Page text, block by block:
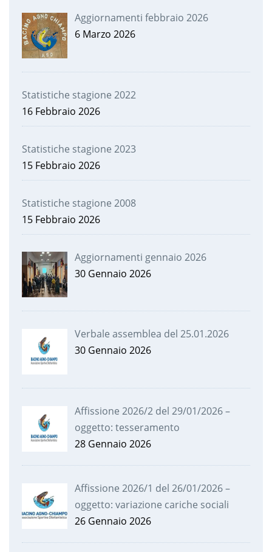
Aggiornamenti febbraio 2026
6 Marzo 2026
Statistiche stagione 2022
16 Febbraio 2026
Statistiche stagione 2023
15 Febbraio 2026
Statistiche stagione 2008
15 Febbraio 2026
Aggiornamenti gennaio 2026
30 Gennaio 2026
Verbale assemblea del 25.01.2026
30 Gennaio 2026
Affissione 2026/2 del 29/01/2026 –
oggetto: tesseramento
28 Gennaio 2026
Affissione 2026/1 del 26/01/2026 –
oggetto: variazione cariche sociali
26 Gennaio 2026